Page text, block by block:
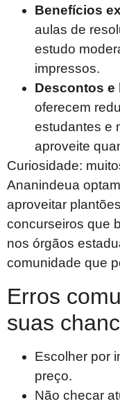
Benefícios
aulas de
estudo
impressos.
Descontos e
oferecem
estudantes e
aproveite
Curiosidade:
Ananindeua
aproveitar
concurseiros que
nos órgãos
comunidade que
Erros
suas
Escolher por
preço.
Não checar